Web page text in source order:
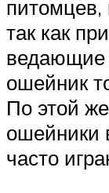
питомцев,
так как
ведающие
ошейник
По этой
ошейники
часто